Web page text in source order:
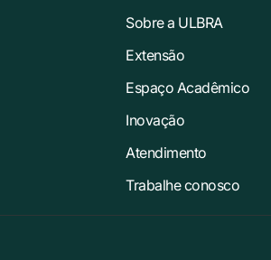
Sobre a ULBRA
Extensão
Espaço Acadêmico
Inovação
Atendimento
Trabalhe conosco